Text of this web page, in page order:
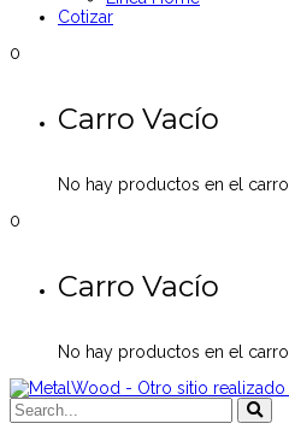
Cotizar
0
Carro Vacío
No hay productos en el carro
0
Carro Vacío
No hay productos en el carro